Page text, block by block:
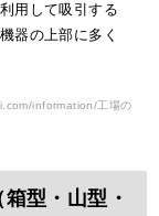
用して吸引する
器の上部に多く
information/工場の
型・山型・